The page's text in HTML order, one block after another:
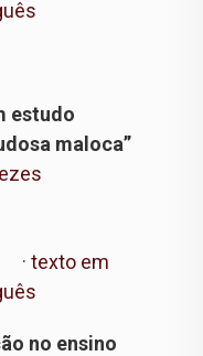
estudo
maloca”
· texto em
no ensino